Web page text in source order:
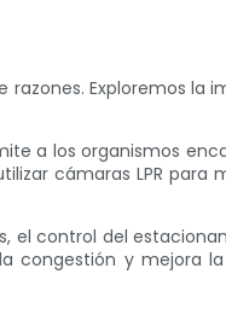
Exploremos la
a los organismos
cámaras LPR para
el control del
congestión y mejora